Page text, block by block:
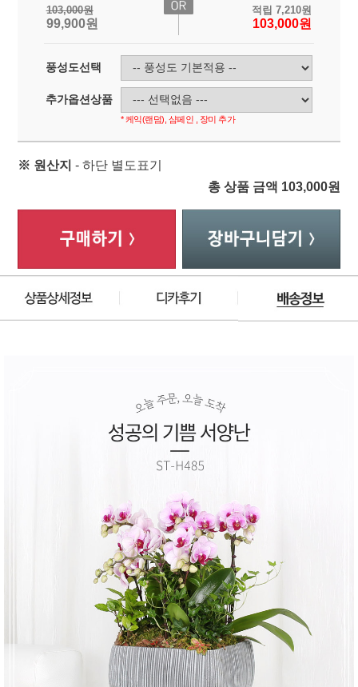
103,000원
99,900원
적립 7,210원
103,000원
풍성도선택
추가옵션상품
* 케익(랜덤), 샴페인 , 장미 추가
※ 원산지 - 하단 별도표기
총 상품 금액 103,000원